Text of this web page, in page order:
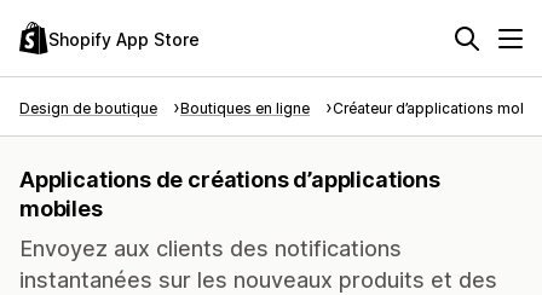
Shopify App Store
Design de boutique Boutiques en ligne Créateur d’applications
Applications de créations d’applications
mobiles
Envoyez aux clients des notifications
instantanées sur les nouveaux produits et des